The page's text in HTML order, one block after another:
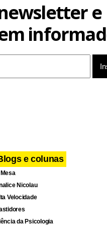
Segundo a assessoria do
de até 6 mil unidades
e
e colunas
Nicolau
Velocidade
da Psicologia